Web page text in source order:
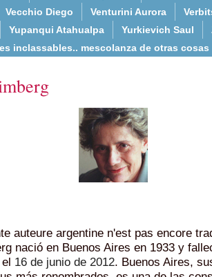
Vecchio Diego Venturini Aurora
Yupanqui Atahualpa Yurkievich Saul
inclassables.. mescolanza de otras cosas
auteure argentine n'est pas encore
nació en Buenos Aires en 1933 y
16 de junio de 2012. Buenos Aires,